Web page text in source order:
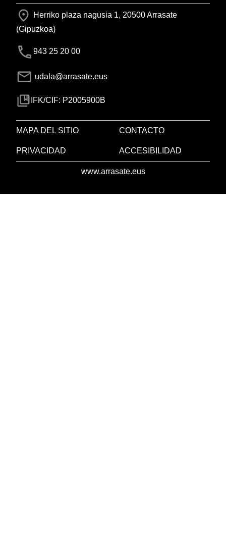
Herriko plaza nagusia 1, 20500 Arrasate
(Gipuzkoa)
943 25 20 00
udala@arrasate.eus
IFK/CIF: P2005900B
MAPA DEL SITIO CONTACTO
PRIVACIDAD ACCESIBILIDAD
www.arrasate.eus